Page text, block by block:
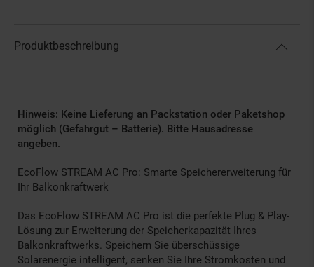
Produktbeschreibung
Hinweis: Keine Lieferung an Packstation oder Paketshop
möglich (Gefahrgut – Batterie). Bitte Hausadresse
angeben.
EcoFlow STREAM AC Pro: Smarte Speichererweiterung für
Ihr Balkonkraftwerk
Das EcoFlow STREAM AC Pro ist die perfekte Plug & Play-
Lösung zur Erweiterung der Speicherkapazität Ihres
Balkonkraftwerks. Speichern Sie überschüssige
Solarenergie intelligent, senken Sie Ihre Stromkosten und